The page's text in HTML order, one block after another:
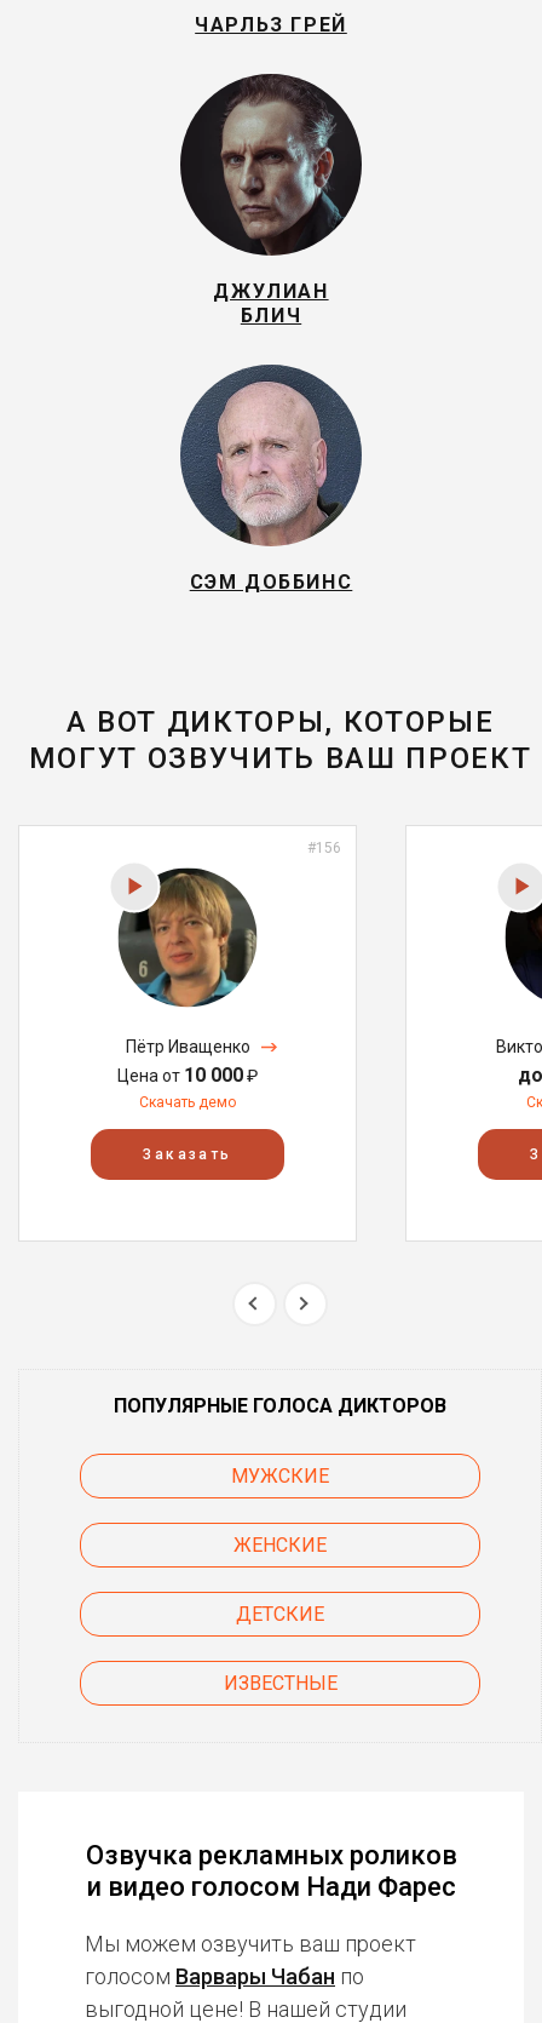
ЧАРЛЬЗ ГРЕЙ
ДЖУЛИАН
БЛИЧ
СЭМ ДОББИНС
А ВОТ ДИКТОРЫ, КОТОРЫЕ
МОГУТ ОЗВУЧИТЬ ВАШ ПРОЕКТ
#156
Пётр Иващенко
Цена от 10 000₽
Скачать демо
Заказать
ПОПУЛЯРНЫЕ ГОЛОСА ДИКТОРОВ
МУЖСКИЕ
ЖЕНСКИЕ
ДЕТСКИЕ
ИЗВЕСТНЫЕ
Озвучка рекламных роликов
и видео голосом Нади Фарес
Мы можем озвучить ваш проект
голосом Варвары Чабан по
выгодной цене! В нашей студии